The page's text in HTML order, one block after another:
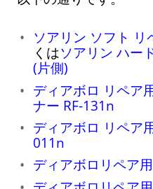
ソアリン ソフト リ
くはソアリン ハー
(片側)
ディアボロ リペア
ナー RF-131n
ディアボロ リペア
011n
ディアボロリペア